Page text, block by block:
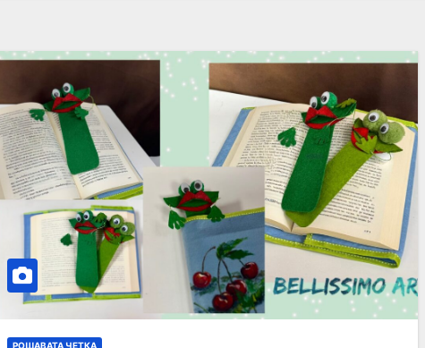
РОШАВАТА ЧЕТКА